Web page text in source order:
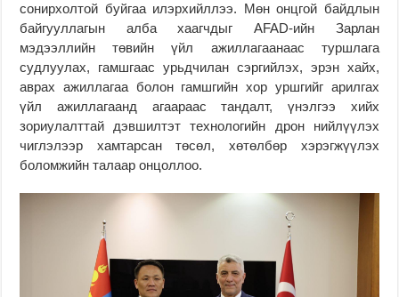
сонирхолтой буйгаа илэрхийллээ. Мөн онцгой байдлын
байгууллагын алба хаагчдыг AFAD-ийн Зарлан
мэдээллийн төвийн үйл ажиллагаанаас туршлага
судлуулах, гамшгаас урьдчилан сэргийлэх, эрэн хайх,
аврах ажиллагаа болон гамшгийн хор уршгийг арилгах
үйл ажиллагаанд агаараас тандалт, үнэлгээ хийх
зориулалттай дэвшилтэт технологийн дрон нийлүүлэх
чиглэлээр хамтарсан төсөл, хөтөлбөр хэрэгжүүлэх
боломжийн талаар онцоллоо.